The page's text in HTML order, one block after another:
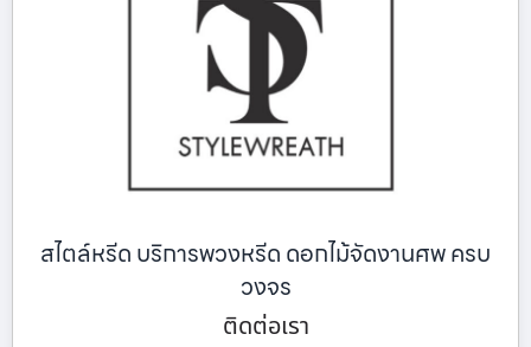
สไตล์หรีด บริการพวงหรีด ดอกไม้จัดงานศพ ครบ
วงจร
ติดต่อเรา